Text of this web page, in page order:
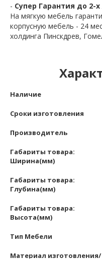
- Супер Гарантия до 2-х
На мягкую мебель
корпусную мебель - 24
холдинга Пинскдрев,
Наличие
Сроки изготовления
Производитель
Габариты товара:
Ширина(мм)
Габариты товара:
Глубина(мм)
Габариты товара:
Высота(мм)
Тип Мебели
Материал изготовления/